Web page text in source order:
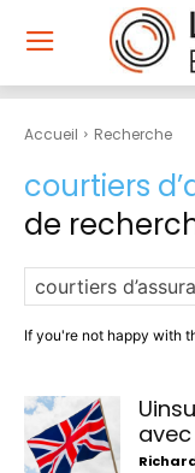
Accueil Recherche
courtiers
de
If you're not happy with